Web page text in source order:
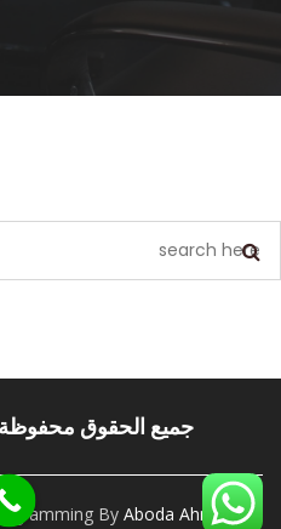
جميع الحقوق محفوظة © 2019
By Aboda Ahmed